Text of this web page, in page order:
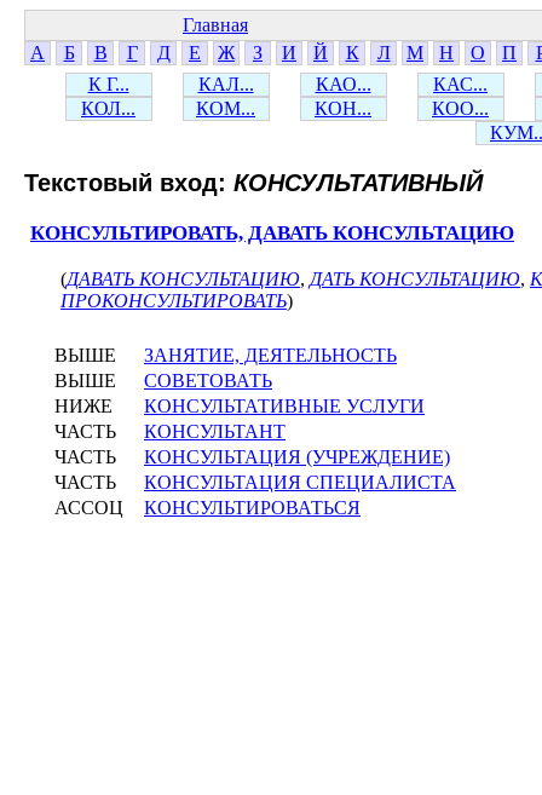
Главная
А
Б В Г Д Е Ж З И Й К Л М Н О П
К Г...
КАЛ... КАО...
КАС...
КОЛ...
КОМ... КОН...
КОО...
Текстовый вход: КОНСУЛЬТАТИВНЫЙ
КОНСУЛЬТИРОВАТЬ, ДАВАТЬ КОНСУЛЬТАЦИЮ
(ДАВАТЬ КОНСУЛЬТАЦИЮ, ДАТЬ КОНСУЛЬТАЦИЮ,
ПРОКОНСУЛЬТИРОВАТЬ)
ВЫШЕ
ЗАНЯТИЕ, ДЕЯТЕЛЬНОСТЬ
ВЫШЕ
СОВЕТОВАТЬ
НИЖЕ
КОНСУЛЬТАТИВНЫЕ УСЛУГИ
ЧАСТЬ
КОНСУЛЬТАНТ
ЧАСТЬ
КОНСУЛЬТАЦИЯ (УЧРЕЖДЕНИЕ)
ЧАСТЬ
КОНСУЛЬТАЦИЯ СПЕЦИАЛИСТА
АССОЦ
КОНСУЛЬТИРОВАТЬСЯ